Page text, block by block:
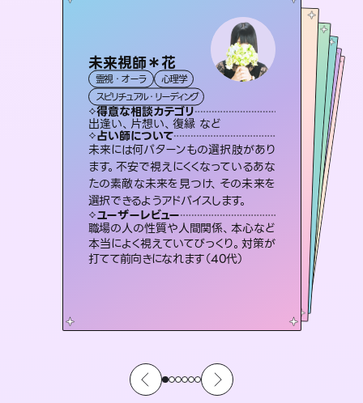
未来視師＊花
霊視・オーラ
心理学
スピリチュアル・リーディング
得意な相談カテゴリ
出逢い、片想い、復縁 など
占い師について
未来には何パターンもの選択肢があり
ます。不安で視えにくくなっているあな
たの素敵な未来を見つけ、その未来を
選択できるようアドバイスします。
ユーザーレビュー
職場の人の性質や人間関係、本心など
本当によく視えていてびっくり。対策が
打てて前向きになれます（40代）
おう 霊感オラクル
霊視・オーラ
オラクルカード
得意な相談カテゴリ
恋愛総合、あの人の気持ち など
占い師について
霊視×オラクルカードを使って「今」と
「未来」そして「気になるあの人の気持
ち」まで丁寧に読み解き、恋や人生のヒ
ントを優しく引き出します。
ユーザーレビュー
不安な気持ちが嘘みたいに晴れまし
た…！よく視えていらっしゃるんだなと
感じました（40代 女性）
セラピスト理恵
霊視・オーラ
スピリチュアル・リーディング
得意な相談カテゴリ
片想い、二人の未来、年の差 など
占い師について
連絡再開、復縁、成就などの報告実績
多数。セラピストとして2万超の施術経
験があるからこそできる鑑定で、より良
い未来をサポートします。
ユーザーレビュー
とても心温まる鑑定でした。しかもこち
らは何も言っていないのに視えていらっ
しゃるんだなと驚きです（30代女性）
彗望（すいぼう
霊視・オーラ
スピリチュアル・リーディング
得意な相談カテゴリ
片想い、あの人の気持ち、復縁 など
占い師について
3,700年以上の歴史を持つ東洋最古の占術「易占」で詳細まで占い、幸せへ向かう道筋を示します。厳しい結果にも具体的な対策をお伝えします。
ユーザーレビュー
複雑な背景もしっかり聞いて鑑定して
いただけました。気持ちが楽になりまし
た（50代 女性）
アイリス -iris-
西洋占星術
ルーン
得意な相談カテゴリ
恋愛総合、片想い、二人の未来 など
占い師について
復縁、恋愛、不倫の行方、同性愛や片
思い、仕事関係や借金問題まで知りた
いことや心の負担になっていることを
紐解き、背中をそっと押して導きます。
ユーザーレビュー
安心感のあり、言い切ってくれる所や濁
さない鑑定のおかげで、毎回自分の気
持ちを整えられます（30代 男性）
桃源珠羽
霊視・オーラ タロット
スピリチュアル・リーディング
得意な相談カテゴリ
片想い、あの人の気持ち、復縁 など
占い師について
恋愛のお悩みの中でも特に「曖昧な関
係」の相談を得意としており、友達以上
恋人未満なお相手との今後や本音を丁
寧に読み解き恋愛成就へと導きます。
ユーザーレビュー
鑑定していただいてアドバイス通りに行
動すると仲が復活してきました。ありが
とうございました（40代 女性）